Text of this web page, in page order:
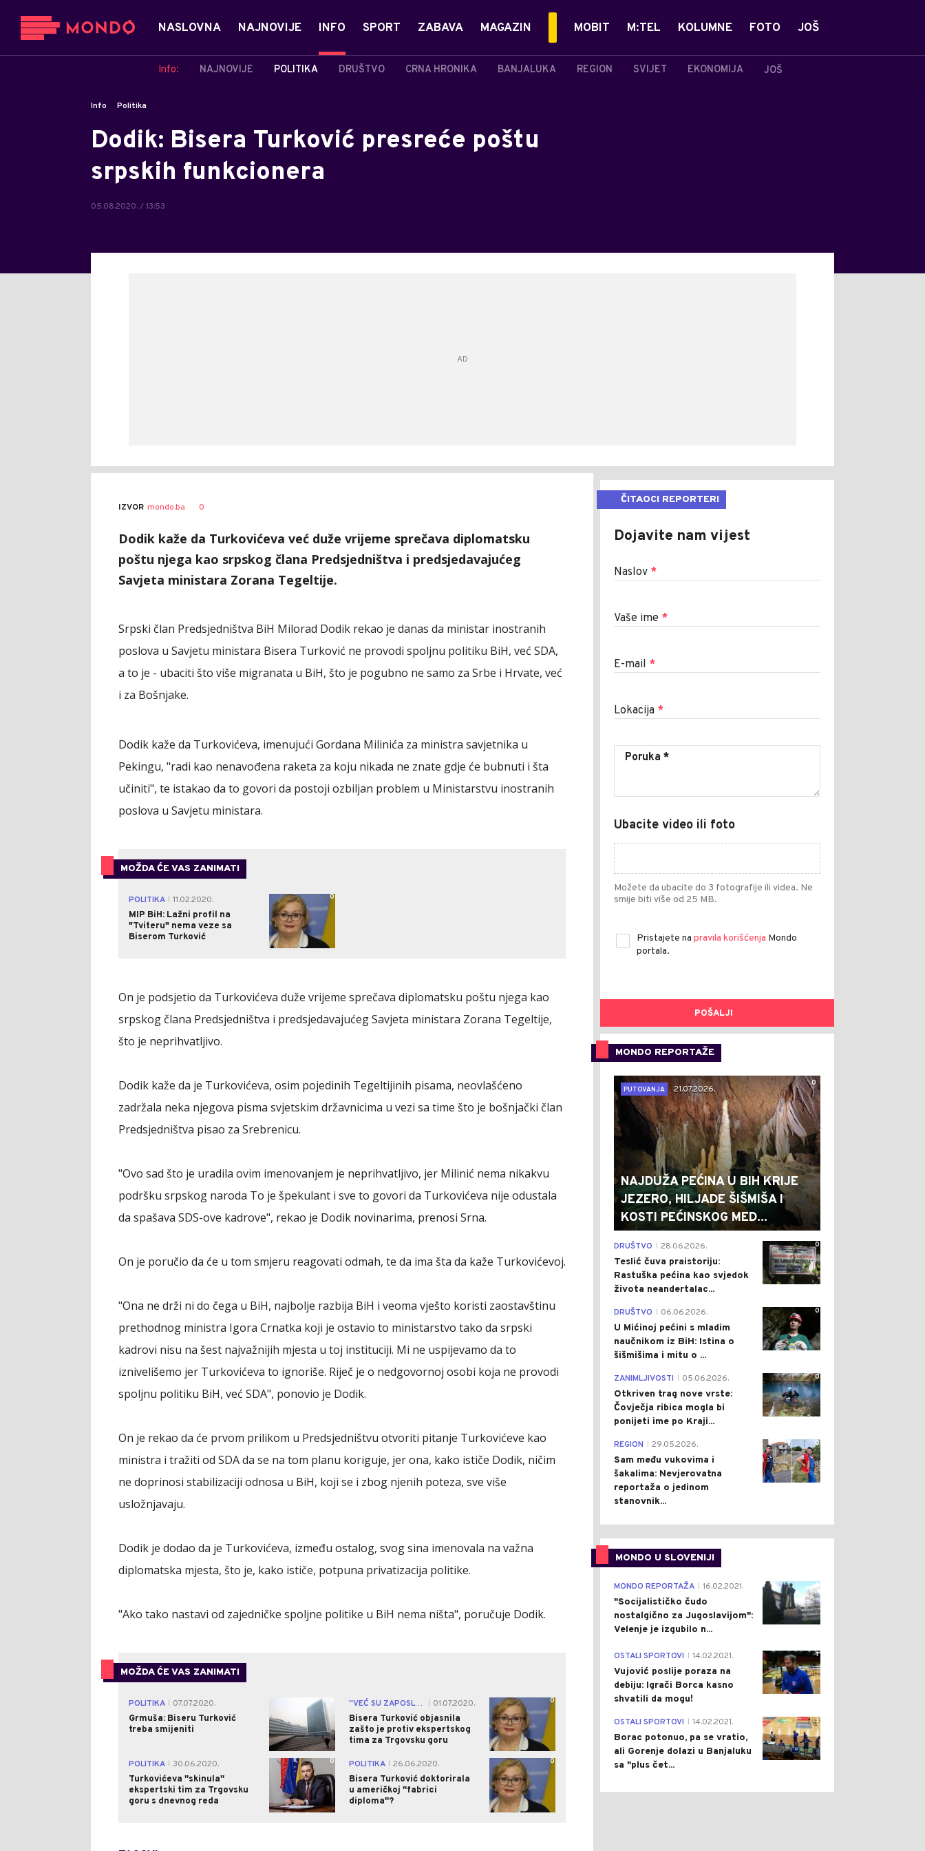
NASLOVNA NAJNOVIJE INFO
Info: NAJNOVIJE POLITIKA DRUŠTVO CRNA HRONIKA BANJALUKA REGION SVIJET EKONOMIJA JOŠ
SPORT ZABAVA MAGAZIN MOBIT M:TEL KOLUMNE FOTO JOŠ
Info Politika
Dodik: Bisera Turković presreće poštu
srpskih funkcionera
05.08.2020. / 13:53
IZVOR mondo.ba 0
Dodik kaže da Turkovićeva već duže vrijeme sprečava diplomatsku
poštu njega kao srpskog člana Predsjedništva i predsjedavajućeg
Savjeta ministara Zorana Tegeltije.
Srpski član Predsjedništva BiH Milorad Dodik rekao je danas da ministar inostranih
poslova u Savjetu ministara Bisera Turković ne provodi spoljnu politiku BiH, već SDA,
a to je - ubaciti što više migranata u BiH, što je pogubno ne samo za Srbe i Hrvate, već
i za Bošnjake.
Dodik kaže da Turkovićeva, imenujući Gordana Milinića za ministra savjetnika u
Pekingu, "radi kao nenavođena raketa za koju nikada ne znate gdje će bubnuti i šta
učiniti", te istakao da to govori da postoji ozbiljan problem u Ministarstvu inostranih
poslova u Savjetu ministara.
MOŽDA ĆE VAS ZANIMATI
POLITIKA
11.02.2020.
MIP BiH: Lažni profil na
"Tviteru" nema veze sa
Biserom Turković
0
On je podsjetio da Turkovićeva duže vrijeme sprečava diplomatsku poštu njega kao
srpskog člana Predsjedništva i predsjedavajućeg Savjeta ministara Zorana Tegeltije,
što je neprihvatljivo.
Dodik kaže da je Turkovićeva, osim pojedinih Tegeltijinih pisama, neovlašćeno
zadržala neka njegova pisma svjetskim državnicima u vezi sa time što je bošnjački član
Predsjedništva pisao za Srebrenicu.
"Ovo sad što je uradila ovim imenovanjem je neprihvatljivo, jer Milinić nema nikakvu
podršku srpskog naroda To je špekulant i sve to govori da Turkovićeva nije odustala
da spašava SDS-ove kadrove", rekao je Dodik novinarima, prenosi Srna.
On je poručio da će u tom smjeru reagovati odmah, te da ima šta da kaže Turkovićevoj.
"Ona ne drži ni do čega u BiH, najbolje razbija BiH i veoma vješto koristi zaostavštinu
prethodnog ministra Igora Crnatka koji je ostavio to ministarstvo tako da srpski
kadrovi nisu na šest najvažnijih mjesta u toj instituciji. Mi ne uspijevamo da to
iznivelišemo jer Turkovićeva to ignoriše. Riječ je o nedgovornoj osobi koja ne provodi
spoljnu politiku BiH, već SDA", ponovio je Dodik.
On je rekao da će prvom prilikom u Predsjedništvu otvoriti pitanje Turkovićeve kao
ministra i tražiti od SDA da se na tom planu koriguje, jer ona, kako ističe Dodik, ničim
ne doprinosi stabilizaciji odnosa u BiH, koji se i zbog njenih poteza, sve više
usložnjavaju.
Dodik je dodao da je Turkovićeva, između ostalog, svog sina imenovala na važna
diplomatska mjesta, što je, kako ističe, potpuna privatizacija politike.
"Ako tako nastavi od zajedničke spoljne politike u BiH nema ništa", poručuje Dodik.
MOŽDA ĆE VAS ZANIMATI
POLITIKA
07.07.2020.
Grmuša: Biseru Turković
treba smijeniti
''VEĆ SU ZAPOSLENI''
01.07.2020.
Bisera Turković objasnila
zašto je protiv ekspertskog
tima za Trgovsku goru
0
POLITIKA
30.06.2020.
Turkovićeva ''skinula''
ekspertski tim za Trgovsku
goru s dnevnog reda
0 POLITIKA
26.06.2020.
Bisera Turković doktorirala
u američkoj ''fabrici
diploma''?
0
ČITAOCI REPORTERI
Dojavite nam vijest
Naslov *
Vaše ime *
E-mail *
Lokacija *
Ubacite video ili foto
Možete da ubacite do 3 fotografije ili videa. Ne
smije biti više od 25 MB.
Pristajete na pravila korišćenja Mondo
portala.
POŠALJI
MONDO REPORTAŽE
0
PUTOVANJA
21.07.2026.
NAJDUŽA PEĆINA U BIH KRIJE
JEZERO, HILJADE ŠIŠMIŠA I
KOSTI PEĆINSKOG MED...
0
DRUŠTVO 28.06.2026.
Teslić čuva praistoriju:
Rastuška pećina kao svjedok
života neandertalac...
0
DRUŠTVO 06.06.2026.
U Mićinoj pećini s mladim
naučnikom iz BiH: Istina o
šišmišima i mitu o ...
0
ZANIMLJIVOSTI 05.06.2026.
Otkriven trag nove vrste:
Čovječja ribica mogla bi
ponijeti ime po Kraji...
0
REGION 29.05.2026.
Sam među vukovima i
šakalima: Nevjerovatna
reportaža o jedinom
stanovnik...
MONDO U SLOVENIJI
4
MONDO REPORTAŽA 16.02.2021.
"Socijalističko čudo
nostalgično za Jugoslavijom":
Velenje je izgubilo n...
1
OSTALI SPORTOVI 14.02.2021.
Vujović poslije poraza na
debiju: Igrači Borca kasno
shvatili da mogu!
3
OSTALI SPORTOVI 14.02.2021.
Borac potonuo, pa se vratio,
ali Gorenje dolazi u Banjaluku
sa "plus čet...